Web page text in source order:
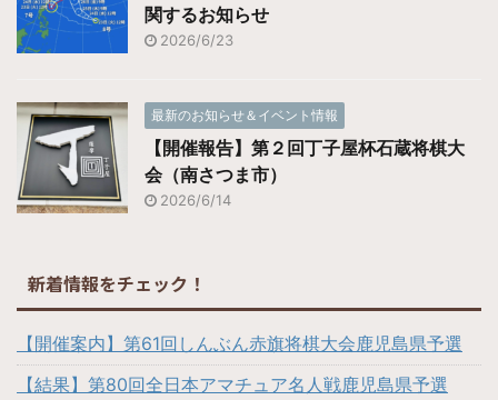
関するお知らせ
2026/6/23
最新のお知らせ＆イベント情報
【開催報告】第２回丁子屋杯石蔵将棋大
会（南さつま市）
2026/6/14
新着情報をチェック！
【開催案内】第61回しんぶん赤旗将棋大会鹿児島県予選
【結果】第80回全日本アマチュア名人戦鹿児島県予選